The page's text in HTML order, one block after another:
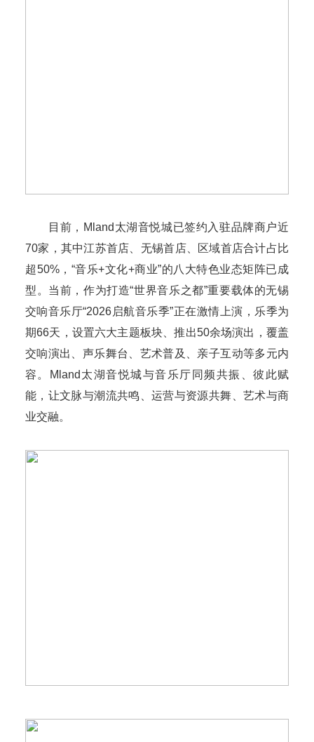
目前，Mland太湖音悦城已签约入驻品牌商户近
70家，其中江苏首店、无锡首店、区域首店合计占比
超50%，“音乐+文化+商业”的八大特色业态矩阵已成
型。当前，作为打造“世界音乐之都”重要载体的无锡
交响音乐厅“2026启航音乐季”正在激情上演，乐季为
期66天，设置六大主题板块、推出50余场演出，覆盖
交响演出、声乐舞台、艺术普及、亲子互动等多元内
容。Mland太湖音悦城与音乐厅同频共振、彼此赋
能，让文脉与潮流共鸣、运营与资源共舞、艺术与商
业交融。